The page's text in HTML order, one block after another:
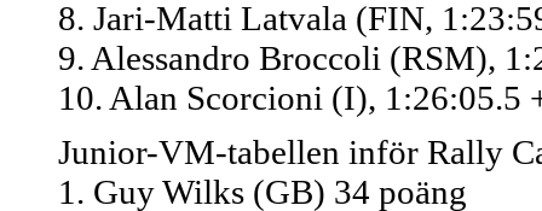
8. Jari-Matti Latvala (FIN,
9. Alessandro Broccoli (RSM),
10. Alan Scorcioni (I), 1:26:05.5
Junior-VM-tabellen inför Rally
1. Guy Wilks (GB) 34 poäng